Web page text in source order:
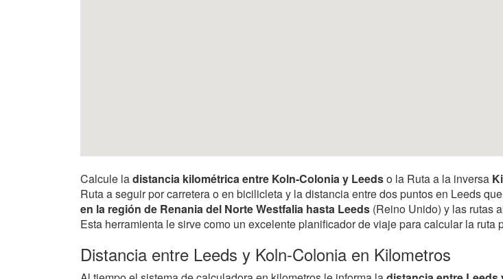
Calcule ladistancia kilométrica entre Koln-Colonia y Leedso la Ruta a la inversa
Ruta a seguir por carretera o en bicilicleta y la distancia entre dos puntos en Leeds
en la región de Renania del Norte Westfalia hasta Leeds (Reino Unido) y las rutas
Esta herramienta le sirve como un excelente planificador de viaje para calcular la
Distancia entre Leeds y Koln-Colonia en Kilometros